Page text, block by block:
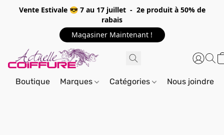
Vente Estivale 😎 7 au 17 juillet - 2e produit à 50% de
rabais
Magasiner Maintenant !
Boutique Marques Catégories Nous joindre